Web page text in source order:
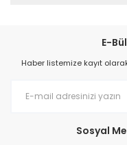
E-
Haber listemize kayıt
Sosyal